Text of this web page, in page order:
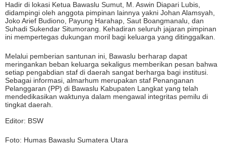
Hadir di lokasi Ketua Bawaslu Sumut, M. Aswin Diapari Lubis,
didampingi oleh anggota pimpinan lainnya yakni Johan Alamsyah,
Joko Arief Budiono, Payung Harahap, Saut Boangmanalu, dan
Suhadi Sukendar Situmorang. Kehadiran seluruh jajaran pimpinan
ini mempertegas dukungan moril bagi keluarga yang ditinggalkan.
Melalui pemberian santunan ini, Bawaslu berharap dapat
meringankan beban keluarga sekaligus memberikan pesan bahwa
setiap pengabdian staf di daerah sangat berharga bagi institusi.
Sebagai informasi, almarhum merupakan staf Penanganan
Pelanggaran (PP) di Bawaslu Kabupaten Langkat yang telah
mendedikasikan waktunya dalam mengawal integritas pemilu di
tingkat daerah.
Editor: BSW
Foto: Humas Bawaslu Sumatera Utara